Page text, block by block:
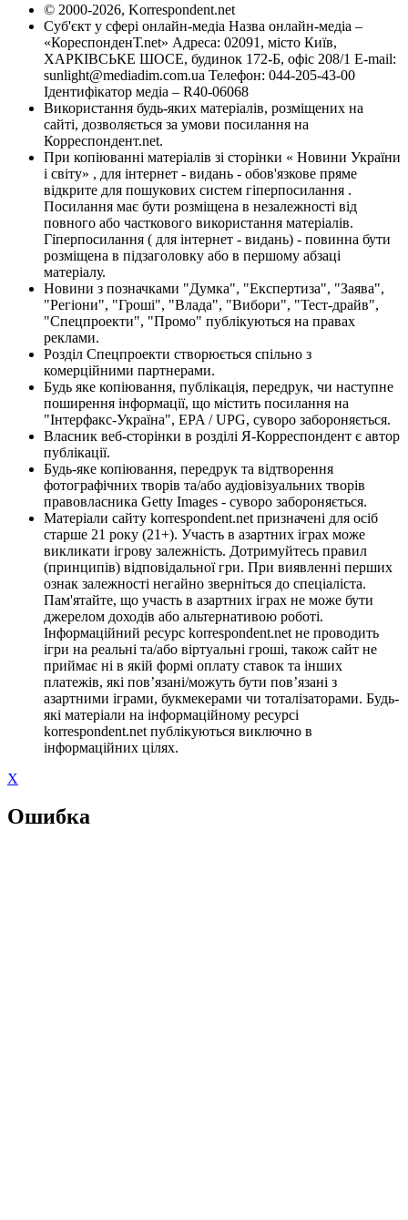
© 2000-2026, Korrespondent.net
Суб'єкт у сфері онлайн-медіа Назва онлайн-медіа –
«КореспонденТ.net» Адреса: 02091, місто Київ,
ХАРКІВСЬКЕ ШОСЕ, будинок 172-Б, офіс 208/1 E-mail:
sunlight@mediadim.com.ua Телефон: 044-205-43-00
Ідентифікатор медіа – R40-06068
Використання будь-яких матеріалів, розміщених на
сайті, дозволяється за умови посилання на
Корреспондент.net.
При копіюванні матеріалів зі сторінки « Новини України
і світу» , для інтернет - видань - обов'язкове пряме
відкрите для пошукових систем гіперпосилання .
Посилання має бути розміщена в незалежності від
повного або часткового використання матеріалів.
Гіперпосилання ( для інтернет - видань) - повинна бути
розміщена в підзаголовку або в першому абзаці
матеріалу.
Новини з позначками "Думка", "Експертиза", "Заява",
"Регіони", "Гроші", "Влада", "Вибори", "Тест-драйв",
"Спецпроекти", "Промо" публікуються на правах
реклами.
Розділ Спецпроекти створюється спільно з
комерційними партнерами.
Будь яке копіювання, публікація, передрук, чи наступне
поширення інформації, що містить посилання на
"Інтерфакс-Україна", EPA / UPG, суворо забороняється.
Власник веб-сторінки в розділі Я-Корреспондент є автор
публікації.
Будь-яке копіювання, передрук та відтворення
фотографічних творів та/або аудіовізуальних творів
правовласника Getty Images - суворо забороняється.
Матеріали сайту korrespondent.net призначені для осіб
старше 21 року (21+). Участь в азартних іграх може
викликати ігрову залежність. Дотримуйтесь правил
(принципів) відповідальної гри. При виявленні перших
ознак залежності негайно зверніться до спеціаліста.
Пам'ятайте, що участь в азартних іграх не може бути
джерелом доходів або альтернативою роботі.
Інформаційний ресурс korrespondent.net не проводить
ігри на реальні та/або віртуальні гроші, також сайт не
приймає ні в якій формі оплату ставок та інших
платежів, які пов’язані/можуть бути пов’язані з
азартними іграми, букмекерами чи тоталізаторами. Будь-
які матеріали на інформаційному ресурсі
korrespondent.net публікуються виключно в
інформаційних цілях.
X
Ошибка